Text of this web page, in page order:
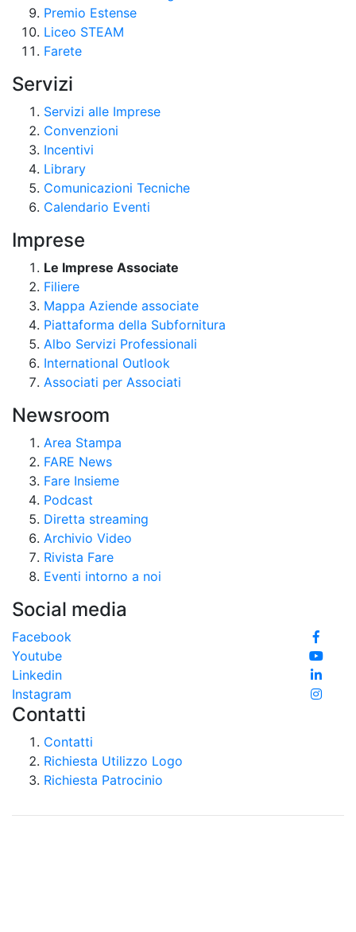
Premio Estense
Liceo STEAM
Farete
Servizi
Servizi alle Imprese
Convenzioni
Incentivi
Library
Comunicazioni Tecniche
Calendario Eventi
Imprese
Le Imprese Associate
Filiere
Mappa Aziende associate
Piattaforma della Subfornitura
Albo Servizi Professionali
International Outlook
Associati per Associati
Newsroom
Area Stampa
FARE News
Fare Insieme
Podcast
Diretta streaming
Archivio Video
Rivista Fare
Eventi intorno a noi
Social media
Facebook
Youtube
Linkedin
Instagram
Contatti
Contatti
Richiesta Utilizzo Logo
Richiesta Patrocinio